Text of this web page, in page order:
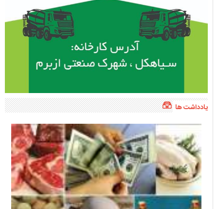
یادداشت ها